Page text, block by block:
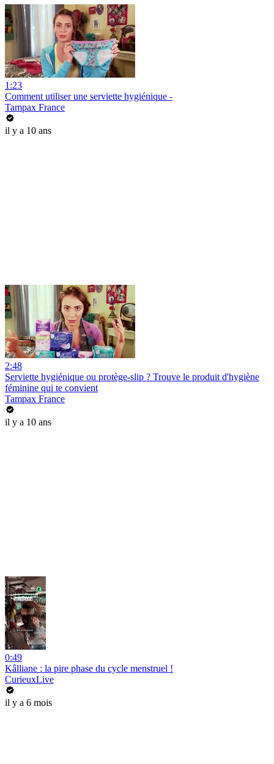
1:23
Comment utiliser une serviette hygiénique -
Tampax France
il y a 10 ans
2:48
Serviette hygiénique ou protège-slip ? Trouve le produit d'hygiène
féminine qui te convient
Tampax France
il y a 10 ans
0:49
Kâlliane : la pire phase du cycle menstruel !
CurieuxLive
il y a 6 mois